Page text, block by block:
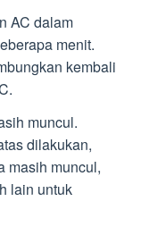
AC dalam
menit.
kembali
muncul.
dilakukan,
masih muncul,
lain untuk